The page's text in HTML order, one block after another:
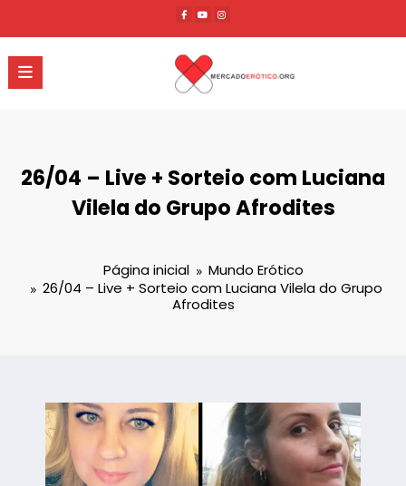
o
conteúdo
26/04 – Live + Sorteio com Luciana
Vilela do Grupo Afrodites
Página inicial
Mundo Erótico
26/04 – Live + Sorteio com Luciana Vilela do Grupo
Afrodites